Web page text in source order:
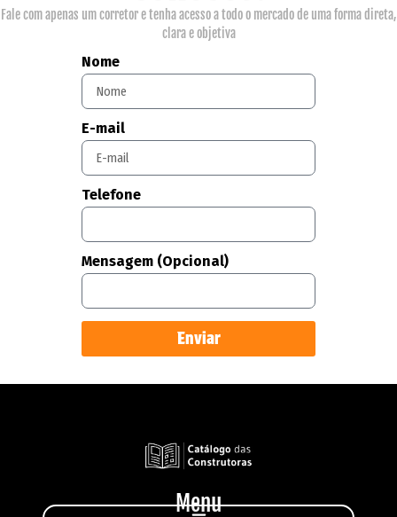
Fale com apenas um corretor e tenha acesso a todo o mercado de uma forma direta,
clara e objetiva
Nome
E-mail
Telefone
Mensagem (Opcional)
Enviar
Menu